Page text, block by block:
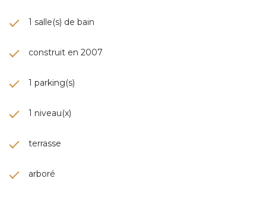
1 salle(s) de bain
construit en 2007
1 parking(s)
1 niveau(x)
terrasse
arboré